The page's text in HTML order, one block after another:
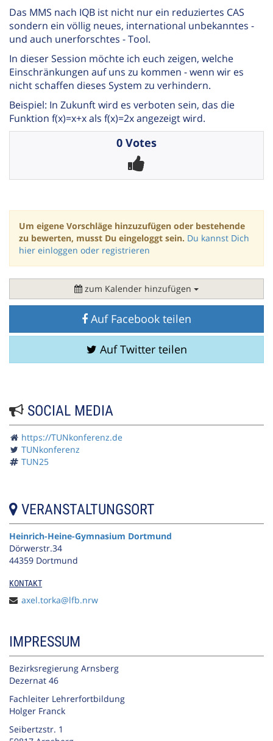
Das MMS nach IQB ist nicht nur ein reduziertes CAS
sondern ein völlig neues, international unbekanntes -
und auch unerforschtes - Tool.
In dieser Session möchte ich euch zeigen, welche
Einschränkungen auf uns zu kommen - wenn wir es
nicht schaffen dieses System zu verhindern.
Beispiel: In Zukunft wird es verboten sein, das die
Funktion f(x)=x+x als f(x)=2x angezeigt wird.
0 Votes
Um eigene Vorschläge hinzuzufügen oder bestehende
zu bewerten, musst Du eingeloggt sein. Du kannst Dich
hier einloggen oder registrieren
zum Kalender hinzufügen
Auf Facebook teilen
Auf Twitter teilen
SOCIAL MEDIA
https://TUNkonferenz.de
TUNkonferenz
TUN25
VERANSTALTUNGSORT
Heinrich-Heine-Gymnasium Dortmund
Dörwerstr.34
44359 Dortmund
KONTAKT
axel.torka@lfb.nrw
IMPRESSUM
Bezirksregierung Arnsberg
Dezernat 46
Fachleiter Lehrerfortbildung
Holger Franck
Seibertzstr. 1